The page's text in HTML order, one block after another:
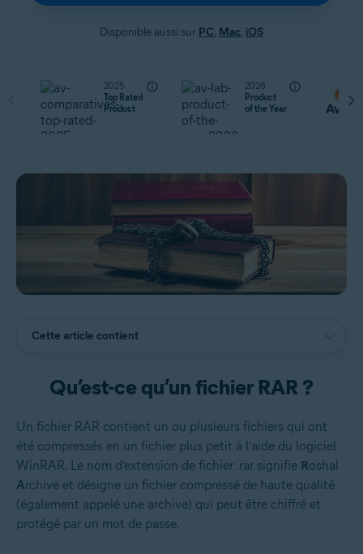
Disponible aussi sur PC, Mac, iOS
2025
Top Rated
Product
2026
Product
of the Year
Cette article contient
Qu’est-ce qu’un fichier RAR ?
Un fichier RAR contient un ou plusieurs fichiers qui ont
été compressés en un fichier plus petit à l’aide du logiciel
WinRAR. Le nom d’extension de fichier .rar signifie Roshal
Archive et désigne un fichier compressé de haute qualité
(également appelé une archive) qui peut être chiffré et
protégé par un mot de passe.